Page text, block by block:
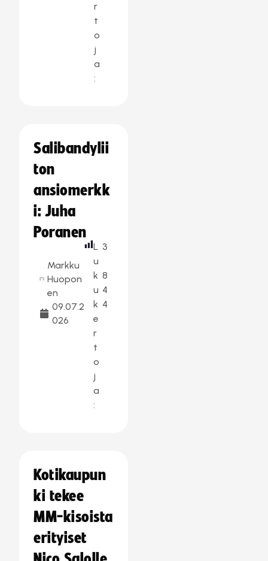
r
t
o
j
a
:
Salibandylii
ton
ansiomerkk
i: Juha
Poranen
Markku
Huopon
en
09.07.2
026
L
u
k
u
k
e
r
t
o
j
a
:
3
8
4
4
Kotikaupun
ki tekee
MM-kisoista
erityiset